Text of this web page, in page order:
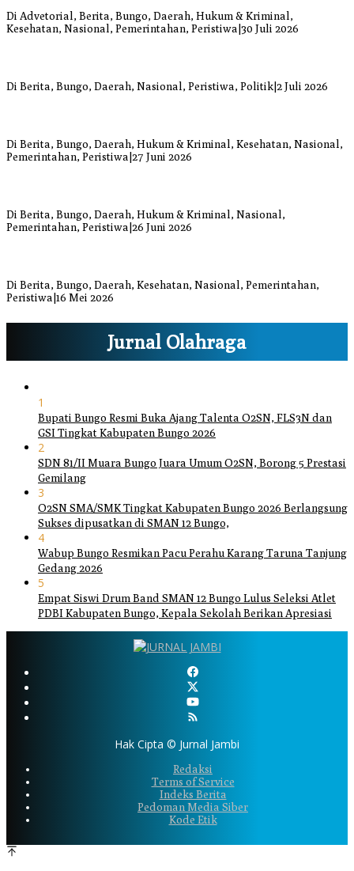
Di Advetorial, Berita, Bungo, Daerah, Hukum & Kriminal,
Kesehatan, Nasional, Pemerintahan, Peristiwa 30 Juli 2026
Di Berita, Bungo, Daerah, Nasional, Peristiwa, Politik|2 Juli 2026
Di Berita, Bungo, Daerah, Hukum & Kriminal, Kesehatan, Nasional,
Pemerintahan, Peristiwa 27 Juni 2026
Di Berita, Bungo, Daerah, Hukum & Kriminal, Nasional,
Pemerintahan, Peristiwa 26 Juni 2026
Di Berita, Bungo, Daerah, Kesehatan, Nasional, Pemerintahan,
Peristiwa 16 Mei 2026
Jurnal Olahraga
1
Bupati Bungo Resmi Buka Ajang Talenta O2SN, FLS3N dan
GSI Tingkat Kabupaten Bungo 2026
2
SDN 81/II Muara Bungo Juara Umum O2SN, Borong 5 Prestasi
Gemilang
3
O2SN SMA/SMK Tingkat Kabupaten Bungo 2026 Berlangsung
Sukses dipusatkan di SMAN 12 Bungo,
4
Wabup Bungo Resmikan Pacu Perahu Karang Taruna Tanjung
Gedang 2026
5
Empat Siswi Drum Band SMAN 12 Bungo Lulus Seleksi Atlet
PDBI Kabupaten Bungo, Kepala Sekolah Berikan Apresiasi
Hak Cipta © Jurnal Jambi
Redaksi
Terms of Service
Indeks Berita
Pedoman Media Siber
Kode Etik